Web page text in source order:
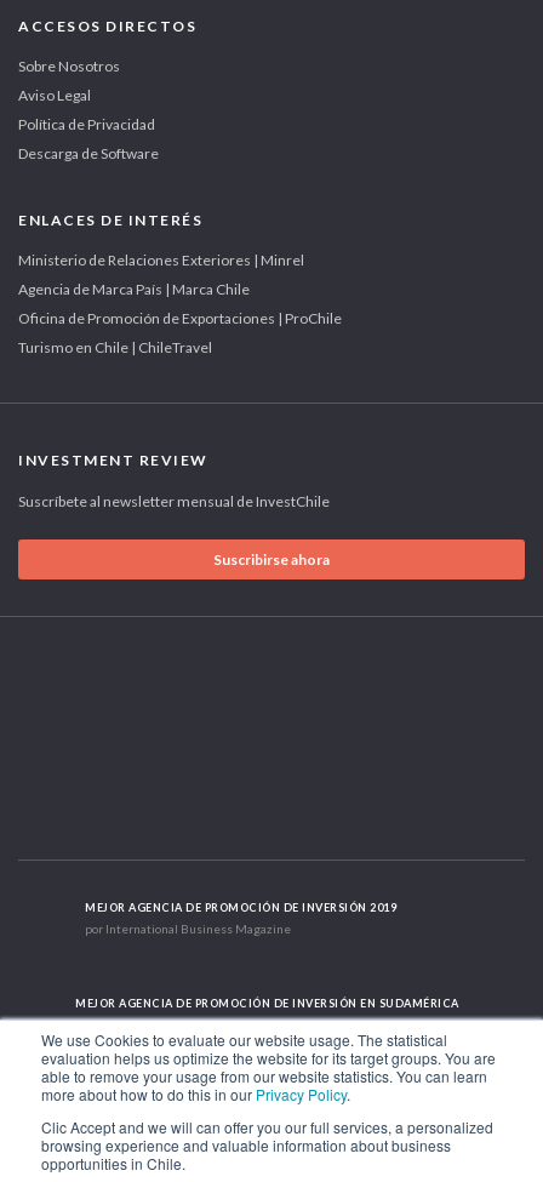
We use Cookies to evaluate our website usage. The statistical
evaluation helps us optimize the website for its target groups. You are
able to remove your usage from our website statistics. You can learn
more about how to do this in our Privacy Policy.
Clic Accept and we will can offer you our full services, a personalized
browsing experience and valuable information about business
opportunities in Chile.
ACCESOS DIRECTOS
Sobre Nosotros
Aviso Legal
Política de Privacidad
Descarga de Software
ENLACES DE INTERÉS
Ministerio de Relaciones Exteriores | Minrel
Agencia de Marca País | Marca Chile
Oficina de Promoción de Exportaciones | ProChile
Turismo en Chile | ChileTravel
INVESTMENT REVIEW
Suscríbete al newsletter mensual de InvestChile
Suscribirse ahora
MEJOR AGENCIA DE PROMOCIÓN DE INVERSIÓN 2019
por International Business Magazine
MEJOR AGENCIA DE PROMOCIÓN DE INVERSIÓN EN SUDAMÉRICA
2019 - 2022; 2024; 2025
CASO DE ÉXITO INTERNACIONAL 2021
Av. Libertador Bernardo O'Higgins 1449, Torre 7, Piso 15. Santiago, Chile.